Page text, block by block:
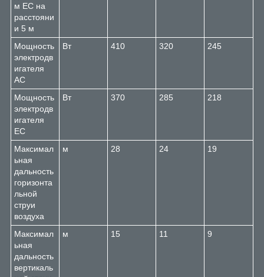
м EC на
расстояни
и 5 м
Мощность
электродв
игателя
AC
Вт 410 320 245
Мощность
электродв
игателя
EC
Вт 370 285 218
Максимал
ьная
дальность
горизонта
льной
струи
воздуха
м 28 24 19
Максимал
ьная
дальность
вертикаль
м 15 11 9